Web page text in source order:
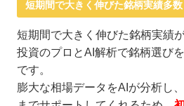
短期間で大きく伸びた銘柄実績多数
短期間で大きく伸びた銘柄実績
投資のプロとAI解析で銘柄選び
です。
膨大な相場データをAIが分析し